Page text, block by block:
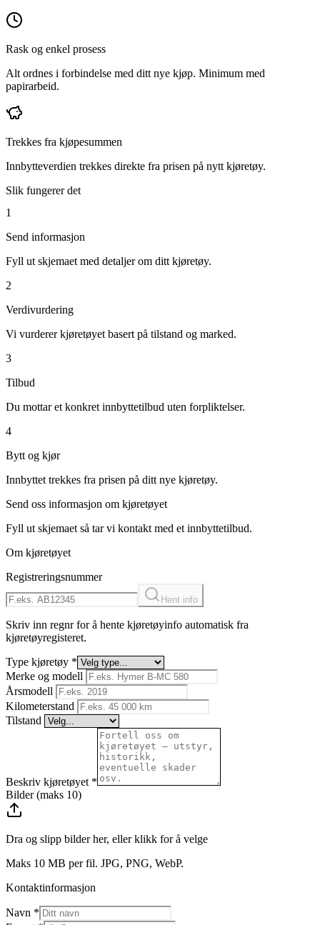
Rask og enkel prosess
Alt ordnes i forbindelse med ditt nye kjøp. Minimum med
papirarbeid.
Trekkes fra kjøpesummen
Innbytteverdien trekkes direkte fra prisen på nytt kjøretøy.
Slik fungerer det
1
Send informasjon
Fyll ut skjemaet med detaljer om ditt kjøretøy.
2
Verdivurdering
Vi vurderer kjøretøyet basert på tilstand og marked.
3
Tilbud
Du mottar et konkret innbyttetilbud uten forpliktelser.
4
Bytt og kjør
Innbyttet trekkes fra prisen på ditt nye kjøretøy.
Send oss informasjon om kjøretøyet
Fyll ut skjemaet så tar vi kontakt med et innbyttetilbud.
Om kjøretøyet
Registreringsnummer
Hent info
Skriv inn regnr for å hente kjøretøyinfo automatisk fra
kjøretøyregisteret.
Type kjøretøy *
Merke og modell
Årsmodell
Kilometerstand
Tilstand
Beskriv kjøretøyet *
Bilder (maks 10)
Dra og slipp bilder her, eller klikk for å velge
Maks 10 MB per fil. JPG, PNG, WebP.
Kontaktinformasjon
Navn *